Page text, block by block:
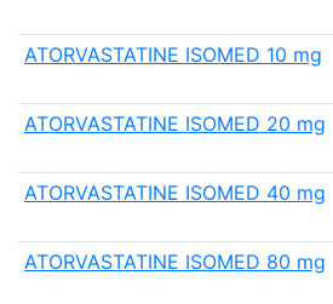
ATORVASTATINE ISOMED 10 mg
ATORVASTATINE ISOMED 20 mg
ATORVASTATINE ISOMED 40 mg
ATORVASTATINE ISOMED 80 mg